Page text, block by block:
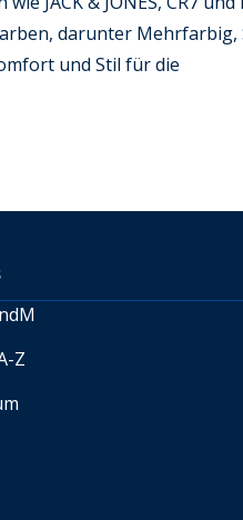
darunter Mehrfarbig,
und Stil für die
Z